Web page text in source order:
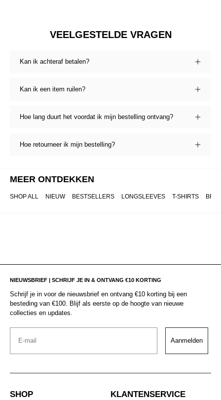
VEELGESTELDE VRAGEN
Kan ik achteraf betalen?
Kan ik een item ruilen?
Hoe lang duurt het voordat ik mijn bestelling ontvang?
Hoe retourneer ik mijn bestelling?
MEER ONTDEKKEN
SHOP ALL NIEUW BESTSELLERS LONGSLEEVES T-SHIRTS
NIEUWSBRIEF | SCHRIJF JE IN & ONTVANG €10 KORTING
Schrijf je in voor de nieuwsbrief en ontvang €10 korting bij een
besteding van €100. Blijf als eerste op de hoogte van nieuwe
collecties en updates.
Email
Aanmelden
SHOP KLANTENSERVICE